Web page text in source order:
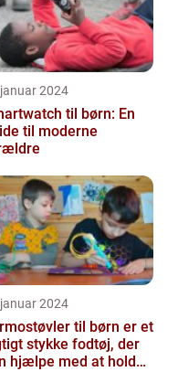
2024
til børn: En
til moderne
2024
til børn er et
stykke fodtøj, der
hjælpe med at holde